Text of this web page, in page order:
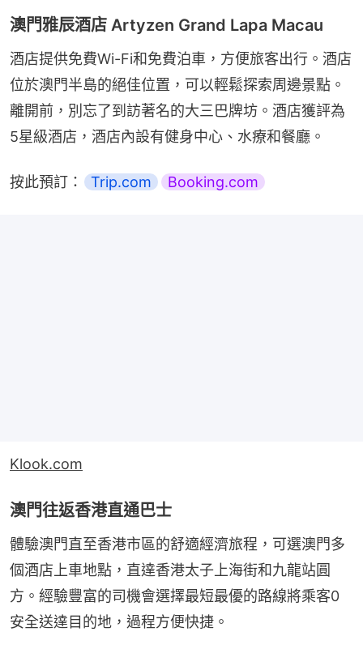
澳門雅辰酒店 Artyzen Grand Lapa Macau
酒店提供免費Wi-Fi和免費泊車，方便旅客出行。酒店
位於澳門半島的絕佳位置，可以輕鬆探索周邊景點。
離開前，別忘了到訪著名的大三巴牌坊。酒店獲評為
5星級酒店，酒店內設有健身中心、水療和餐廳。
按此預訂： Trip.com Booking.com
Klook.com
澳門往返香港直通巴士
體驗澳門直至香港市區的舒適經濟旅程，可選澳門多
個酒店上車地點，直達香港太子上海街和九龍站圓
方。經驗豐富的司機會選擇最短最優的路線將乘客0
安全送達目的地，過程方便快捷。